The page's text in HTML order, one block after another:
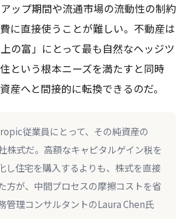
ップ期間や流通市場の流動性の制約
に直接使うことが難しい。不動産は
の富」にとって最も自然なヘッジツ
という根本ニーズを満たすと同時
産へと間接的に転換できるのだ。
従業員にとって、その純資産の
株式だ。高額なキャピタルゲイン税を
し住宅を購入するよりも、株式を直接
方が、中間プロセスの摩擦コストを省
理コンサルタントのLaura Chen氏